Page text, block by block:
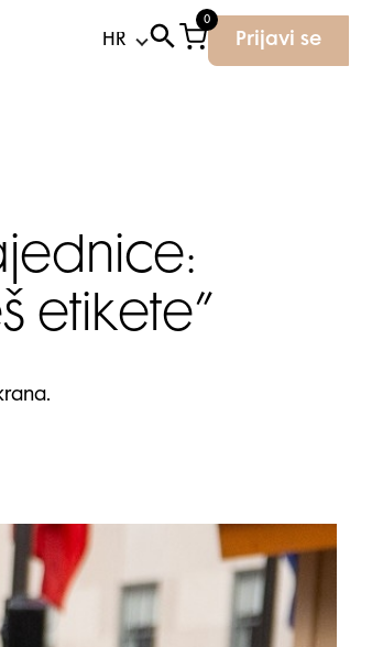
0
Prijavi se
etikete”